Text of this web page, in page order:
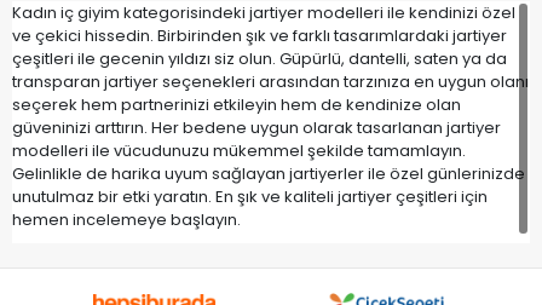
Kadın iç giyim kategorisindeki jartiyer modelleri ile kendinizi özel
ve çekici hissedin. Birbirinden şık ve farklı tasarımlardaki jartiyer
çeşitleri ile gecenin yıldızı siz olun. Güpürlü, dantelli, saten ya da
transparan jartiyer seçenekleri arasından tarzınıza en uygun olanı
seçerek hem partnerinizi etkileyin hem de kendinize olan
güveninizi arttırın. Her bedene uygun olarak tasarlanan jartiyer
modelleri ile vücudunuzu mükemmel şekilde tamamlayın.
Gelinlikle de harika uyum sağlayan jartiyerler ile özel günlerinizde
unutulmaz bir etki yaratın. En şık ve kaliteli jartiyer çeşitleri için
hemen incelemeye başlayın.